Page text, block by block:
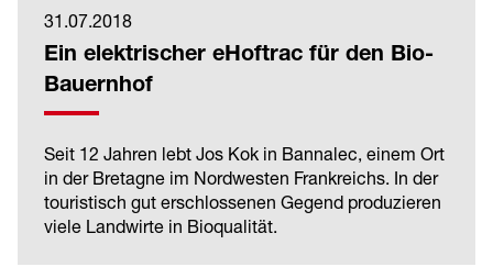
31.07.2018
Ein elektrischer eHoftrac für den Bio-
Bauernhof
Seit 12 Jahren lebt Jos Kok in Bannalec, einem Ort
in der Bretagne im Nordwesten Frankreichs. In der
touristisch gut erschlossenen Gegend produzieren
viele Landwirte in Bioqualität.